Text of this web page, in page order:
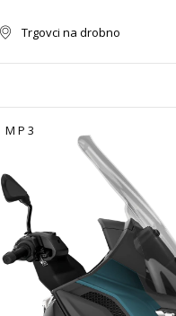
Trgovci na drobno
Trgovci na drobno